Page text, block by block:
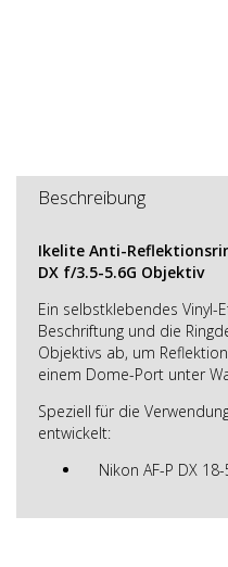
Beschreibung
Ikelite Anti-
DX f/3.5-5.6G Objektiv
Ein selbstklebendes Vinyl-
Beschriftung und die
Objektivs ab, um
einem Dome-Port unter
Speziell für die
entwickelt:
Nikon AF-P DX